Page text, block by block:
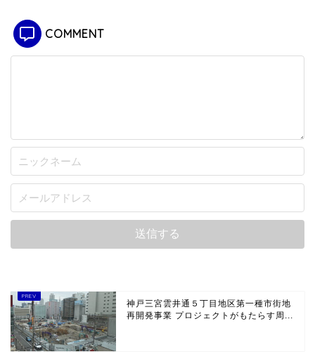
COMMENT
神戸三宮雲井通５丁目地区第一種市街地
再開発事業 プロジェクトがもたらす周...